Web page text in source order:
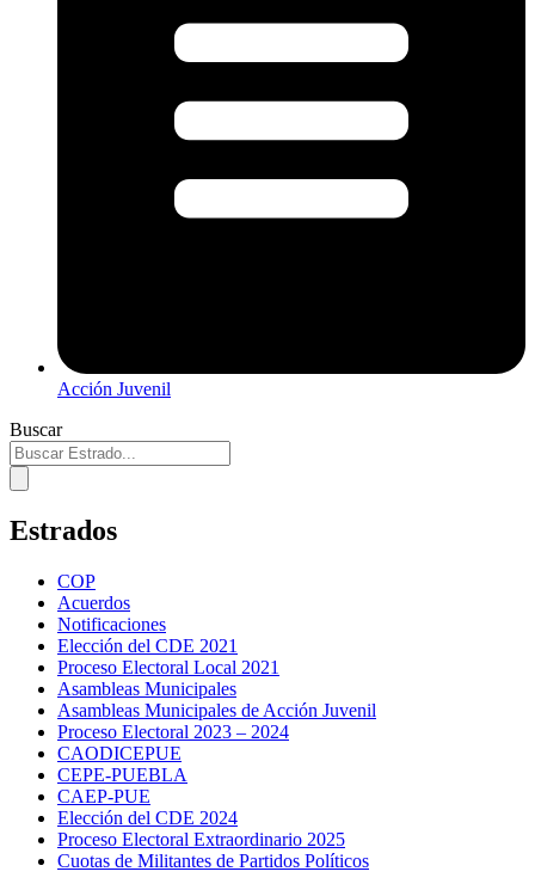
Acción Juvenil
Buscar
Estrados
COP
Acuerdos
Notificaciones
Elección del CDE 2021
Proceso Electoral Local 2021
Asambleas Municipales
Asambleas Municipales de Acción Juvenil
Proceso Electoral 2023 – 2024
CAODICEPUE
CEPE-PUEBLA
CAEP-PUE
Elección del CDE 2024
Proceso Electoral Extraordinario 2025
Cuotas de Militantes de Partidos Políticos